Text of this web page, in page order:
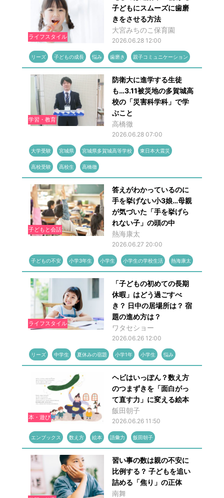
ライフスタイル
子どもにスムーズに歯磨
きをさせる方法
大宮みちのこ保育園
2026.06.28 12:00
リーズ 子どもの成長 悩み 歯磨き 親子コミュニケーション
学習・教育
防衛大に進学する生徒
も…3.11被災地の多賀城高
校の「災害科学科」で学
ぶこと
高橋徹
2026.06.28 07:00
大学受験 宮城県 宮城県多賀城高等学校 東日本大震災
高校受験 高校生 高橋徹
子どもと会話
答えがわかっているのに
手を挙げない小3娘…母親
が気づいた「手を挙げら
れない子」の頭の中
熱海康太
2026.06.27 20:00
子どもの不安 小学3年生 小学生 小学生の学校生活 熱海康太
ライフスタイル
「子どもの初めての長期
休暇」はどう過ごすべ
き？ 日中の居場所は？ 宿
題の進め方は？
ワタセショー
2026.06.26 12:00
リーズ 中学生 夏休みの宿題 小学1年 小学生 悩み
本・遊び
ヘビはいっぽん？数え方
のつまずきを「面白がっ
て直す力」に変える絵本
飯田朝子
2026.06.26 11:50
エンブックス 数え方 絵本 語彙力 飯田朝子
習い事の数は親の不安に
比例する？ 子どもを追い
詰める「焦り」の正体
南舞